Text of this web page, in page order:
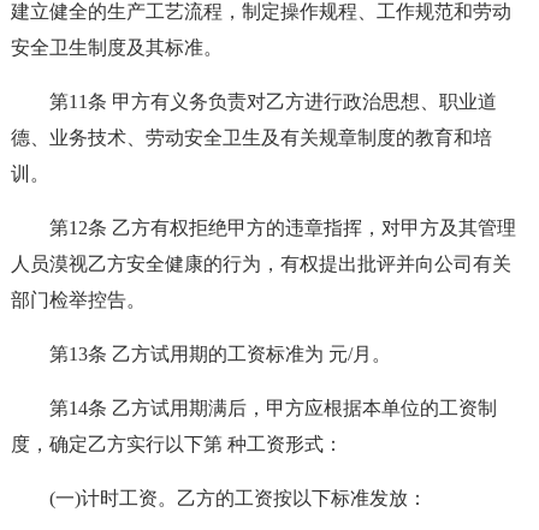
建立健全的生产工艺流程，制定操作规程、工作规范和劳动
安全卫生制度及其标准。
第11条 甲方有义务负责对乙方进行政治思想、职业道
德、业务技术、劳动安全卫生及有关规章制度的教育和培
训。
第12条 乙方有权拒绝甲方的违章指挥，对甲方及其管理
人员漠视乙方安全健康的行为，有权提出批评并向公司有关
部门检举控告。
第13条 乙方试用期的工资标准为 元/月。
第14条 乙方试用期满后，甲方应根据本单位的工资制
度，确定乙方实行以下第 种工资形式：
(一)计时工资。乙方的工资按以下标准发放：